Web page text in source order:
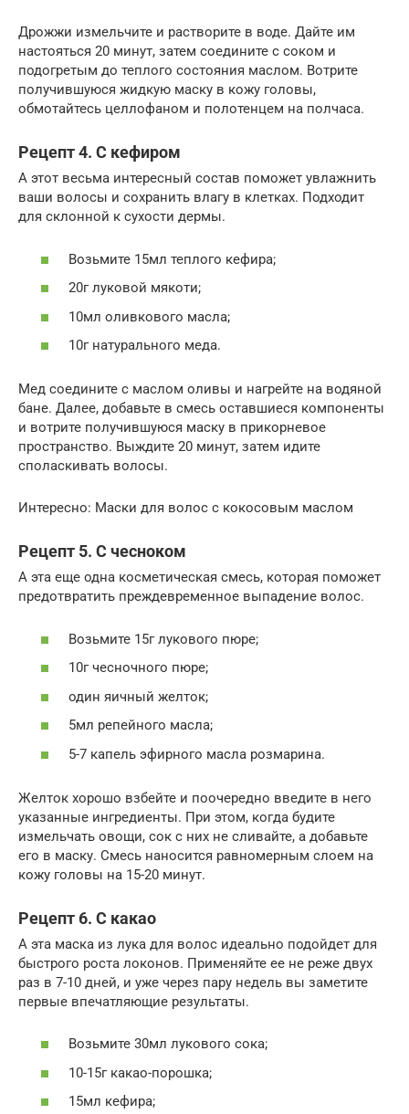
Дрожжи измельчите и растворите в воде. Дайте им
настояться 20 минут, затем соедините с соком и
подогретым до теплого состояния маслом. Вотрите
получившуюся жидкую маску в кожу головы,
обмотайтесь целлофаном и полотенцем на полчаса.
Рецепт 4. С кефиром
А этот весьма интересный состав поможет увлажнить
ваши волосы и сохранить влагу в клетках. Подходит
для склонной к сухости дермы.
Возьмите 15мл теплого кефира;
20г луковой мякоти;
10мл оливкового масла;
10г натурального меда.
Мед соедините с маслом оливы и нагрейте на водяной
бане. Далее, добавьте в смесь оставшиеся компоненты
и вотрите получившуюся маску в прикорневое
пространство. Выждите 20 минут, затем идите
споласкивать волосы.
Интересно: Маски для волос с кокосовым маслом
Рецепт 5. С чесноком
А эта еще одна косметическая смесь, которая поможет
предотвратить преждевременное выпадение волос.
Возьмите 15г лукового пюре;
10г чесночного пюре;
один яичный желток;
5мл репейного масла;
5-7 капель эфирного масла розмарина.
Желток хорошо взбейте и поочередно введите в него
указанные ингредиенты. При этом, когда будите
измельчать овощи, сок с них не сливайте, а добавьте
его в маску. Смесь наносится равномерным слоем на
кожу головы на 15-20 минут.
Рецепт 6. С какао
А эта маска из лука для волос идеально подойдет для
быстрого роста локонов. Применяйте ее не реже двух
раз в 7-10 дней, и уже через пару недель вы заметите
первые впечатляющие результаты.
Возьмите 30мл лукового сока;
10-15г какао-порошка;
15мл кефира;